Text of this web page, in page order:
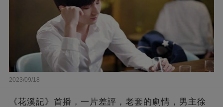
2023/09/18
《花溪記》首播，一片差評，老套的劇情，男主徐